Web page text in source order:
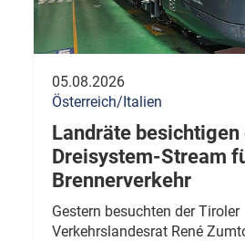
05.08.2026
Österreich/Italien
Landräte besichtigen
Dreisystem-Stream
Brennerverkehr
Gestern besuchten der Tiroler
Verkehrslandesrat René